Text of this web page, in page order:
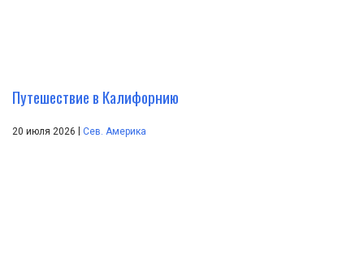
Путешествие в Калифорнию
20 июля 2026 Сев. Америка